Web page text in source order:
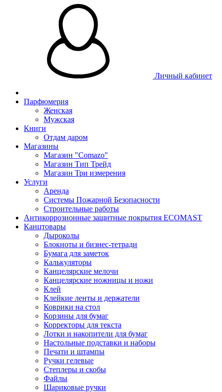
Личный кабинет
Парфюмерия
Женская
Мужская
Книги
Отдам даром
Магазины
Магазин "Comazo"
Магазин Тип Трейд
Магазин Три измерения
Услуги
Аренда
Системы Пожарной Безопасности
Строительные работы
Антикоррозионные защитные покрытия ECOMAST
Канцтовары
Дыроколы
Блокноты и бизнес-тетради
Бумага для заметок
Калькуляторы
Канцелярские мелочи
Канцелярские ножницы и ножи
Клей
Клейкие ленты и держатели
Коврики на стол
Корзины для бумаг
Корректоры для текста
Лотки и накопители для бумаг
Настольные подставки и наборы
Печати и штампы
Ручки гелевые
Степлеры и скобы
Файлы
Шариковые ручки